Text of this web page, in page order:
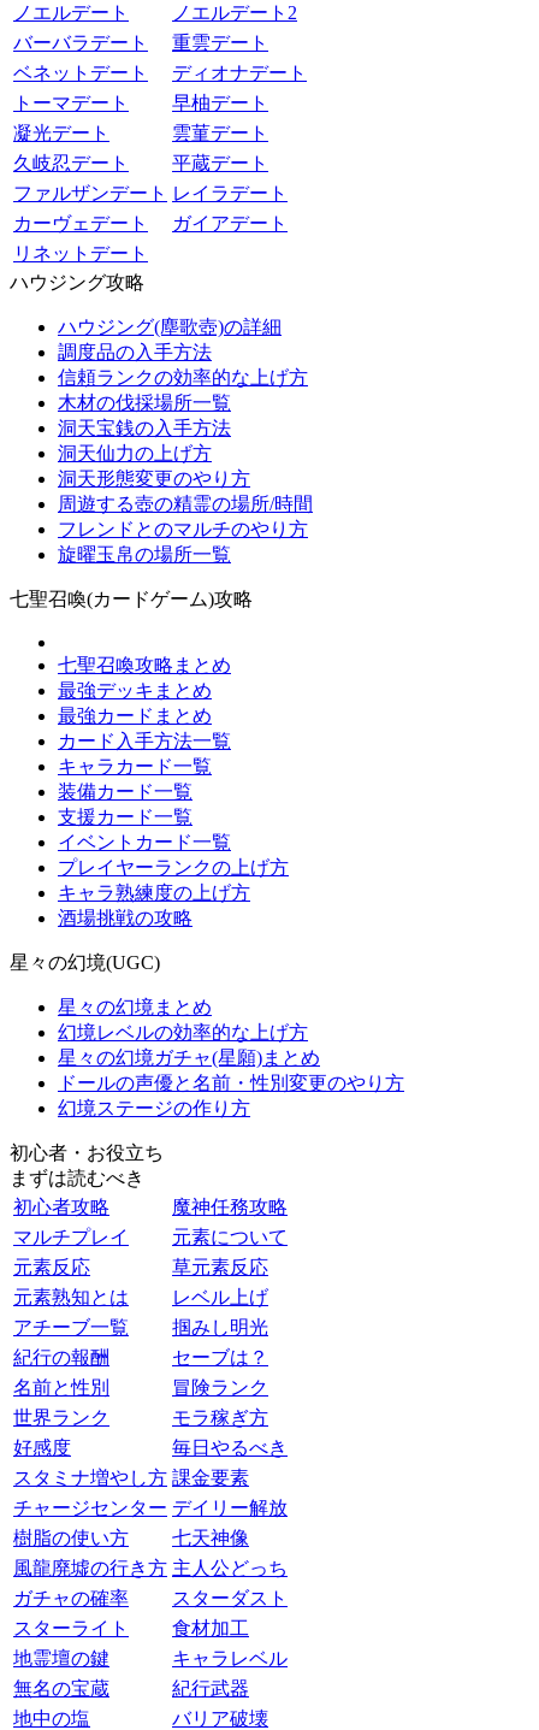
ノエルデート
ノエルデート2
バーバラデート
重雲デート
ベネットデート
ディオナデート
トーマデート
早柚デート
凝光デート
雲菫デート
久岐忍デート
平蔵デート
ファルザンデート レイラデート
カーヴェデート
ガイアデート
リネットデート
ハウジング攻略
ハウジング(塵歌壺)の詳細
調度品の入手方法
信頼ランクの効率的な上げ方
木材の伐採場所一覧
洞天宝銭の入手方法
洞天仙力の上げ方
洞天形態変更のやり方
周遊する壺の精霊の場所/時間
フレンドとのマルチのやり方
旋曜玉帛の場所一覧
七聖召喚(カードゲーム)攻略
七聖召喚攻略まとめ
最強デッキまとめ
最強カードまとめ
カード入手方法一覧
キャラカード一覧
装備カード一覧
支援カード一覧
イベントカード一覧
プレイヤーランクの上げ方
キャラ熟練度の上げ方
酒場挑戦の攻略
星々の幻境(UGC)
星々の幻境まとめ
幻境レベルの効率的な上げ方
星々の幻境ガチャ(星願)まとめ
ドールの声優と名前・性別変更のやり方
幻境ステージの作り方
初心者・お役立ち
まずは読むべき
初心者攻略
魔神任務攻略
マルチプレイ
元素について
元素反応
草元素反応
元素熟知とは
レベル上げ
アチーブ一覧
掴みし明光
紀行の報酬
セーブは？
名前と性別
冒険ランク
世界ランク
モラ稼ぎ方
好感度
毎日やるべき
スタミナ増やし方 課金要素
チャージセンター デイリー解放
樹脂の使い方
七天神像
風龍廃墟の行き方 主人公どっち
ガチャの確率
スターダスト
スターライト
食材加工
地霊壇の鍵
キャラレベル
無名の宝蔵
紀行武器
地中の塩
バリア破壊